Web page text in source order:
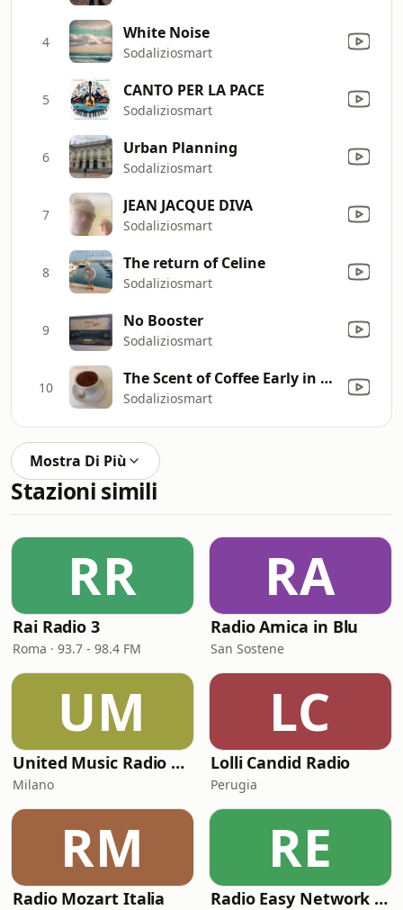
4 White Noise
Sodaliziosmart
5 CANTO PER LA PACE
Sodaliziosmart
6 Urban Planning
Sodaliziosmart
7 JEAN JACQUE DIVA
Sodaliziosmart
8 The return of Celine
Sodaliziosmart
9 No Booster
Sodaliziosmart
10 The Scent of Coffee Early in the Morning
Sodaliziosmart
Mostra Di Più
Stazioni simili
RR
Rai Radio 3
Roma · 93.7 - 98.4 FM
RA
Radio Amica in Blu
San Sostene
UM
United Music Radio Festival
Milano
LC
Lolli Candid Radio
Perugia
RM
Radio Mozart Italia
RE
Radio Easy Network Classic